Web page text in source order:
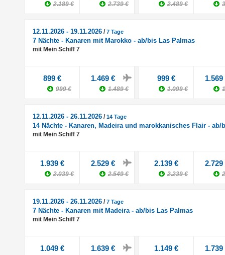
2.189 € 2.739 € 2.489 €
12.11.2026 - 19.11.2026 /7 Tage
7 Nächte - Kanaren mit Marokko - ab/bis Las Palmas
mit Mein Schiff 7
899 €
999 €
1.469 €
1.489 €
999 €
1.099 €
1.569
12.11.2026 - 26.11.2026 /14 Tage
14 Nächte - Kanaren, Madeira und marokkanisches Flair - ab/
mit Mein Schiff 7
1.939 €
2.039 €
2.529 €
2.549 €
2.139 €
2.239 €
2.729
19.11.2026 - 26.11.2026 /7 Tage
7 Nächte - Kanaren mit Madeira - ab/bis Las Palmas
mit Mein Schiff 7
1.049 € 1.639 € 1.149 € 1.739